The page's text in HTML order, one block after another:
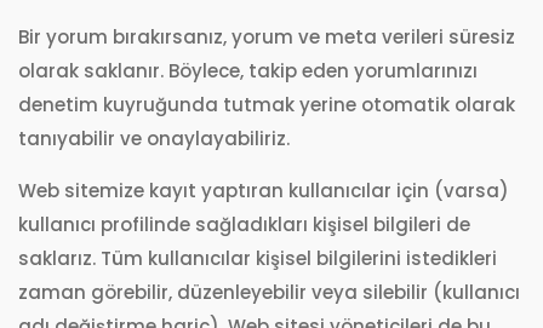
Bir yorum bırakırsanız, yorum ve meta verileri süresiz
olarak saklanır. Böylece, takip eden yorumlarınızı
denetim kuyruğunda tutmak yerine otomatik olarak
tanıyabilir ve onaylayabiliriz.
Web sitemize kayıt yaptıran kullanıcılar için (varsa)
kullanıcı profilinde sağladıkları kişisel bilgileri de
saklarız. Tüm kullanıcılar kişisel bilgilerini istedikleri
zaman görebilir, düzenleyebilir veya silebilir (kullanıcı